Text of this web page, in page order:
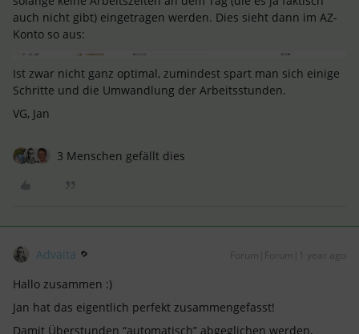
auch nicht gibt) eingetragen werden. Dies sieht dann im AZ-
Konto so aus:
Ist zwar nicht ganz optimal, zumindest spart man sich einige
Schritte und die Umwandlung der Arbeitsstunden.
VG, Jan
3 Menschen gefällt dies
Advaita Forum|Forum|1 year ago
Hallo zusammen :)
Jan hat das eigentlich perfekt zusammengefasst!
Damit Überstunden “automatisch” abgeglichen werden,